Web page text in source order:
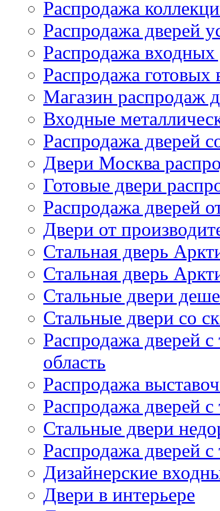
Распродажа
Распродажа дверей
Распродажа
Распродажа готовых
Магазин распродаж
Входные
Распродажа дверей
Двери Москва
Готовые двери
Распродажа дверей
Двери от
Стальная дверь
Стальная дверь
Стальные двери
Стальные двери со
Распродажа дверей
область
Распродажа
Распродажа дверей
Стальные двери
Распродажа дверей
Дизайнерские
Двери в интерьере